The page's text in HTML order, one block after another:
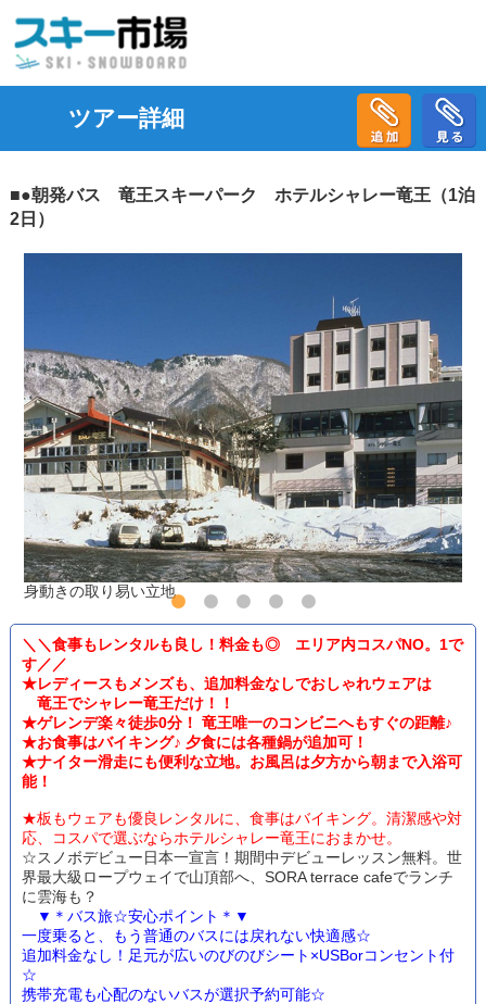
ツアー詳細
■●朝発バス 竜王スキーパーク ホテルシャレー竜王（1泊
2日）
身動きの取り易い立地
＼＼食事もレンタルも良し！料金も◎ エリア内コスパNO。1で
す／／
★レディースもメンズも、追加料金なしでおしゃれウェアは
竜王でシャレー竜王だけ！！
★ゲレンデ楽々徒歩0分！ 竜王唯一のコンビニへもすぐの距離♪
★お食事はバイキング♪ 夕食には各種鍋が追加可！
★ナイター滑走にも便利な立地。お風呂は夕方から朝まで入浴可
能！
★板もウェアも優良レンタルに、食事はバイキング。清潔感や対
応、コスパで選ぶならホテルシャレー竜王におまかせ。
☆スノボデビュー日本一宣言！期間中デビューレッスン無料。世
界最大級ロープウェイで山頂部へ、SORA terrace cafeでランチ
に雲海も？
▼＊バス旅☆安心ポイント＊▼
一度乗ると、もう普通のバスには戻れない快適感☆
追加料金なし！足元が広いのびのびシート×USBorコンセント付
☆
携帯充電も心配のないバスが選択予約可能☆